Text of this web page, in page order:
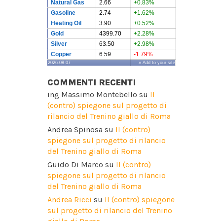
Natural Gas
2.66
+0.83%
Gasoline
2.74
+1.62%
Heating Oil
3.90
+0.52%
Gold
4399.70
+2.28%
Silver
63.50
+2.98%
Copper
6.59 -1.79%
2026.08.07 » Add to your site
COMMENTI RECENTI
ing Massimo Montebello su Il
(contro) spiegone sul progetto di
rilancio del Trenino giallo di Roma
Andrea Spinosa su Il (contro)
spiegone sul progetto di rilancio
del Trenino giallo di Roma
Guido Di Marco su Il (contro)
spiegone sul progetto di rilancio
del Trenino giallo di Roma
Andrea Ricci su Il (contro) spiegone
sul progetto di rilancio del Trenino